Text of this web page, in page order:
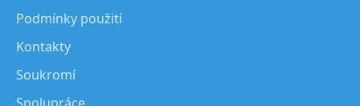
Podmínky použití
Kontakty
Soukromí